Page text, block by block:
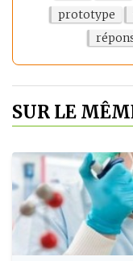
prototype
SUR LE